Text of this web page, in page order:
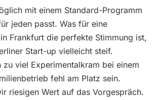
mit einem Standard-Programm
jeden passt. Was für eine
Frankfurt die perfekte Stimmung ist,
Start-up vielleicht steif.
zu viel Experimentalkram bei einem
fehl am Platz sein.
riesigen Wert auf das Vorgespräch.